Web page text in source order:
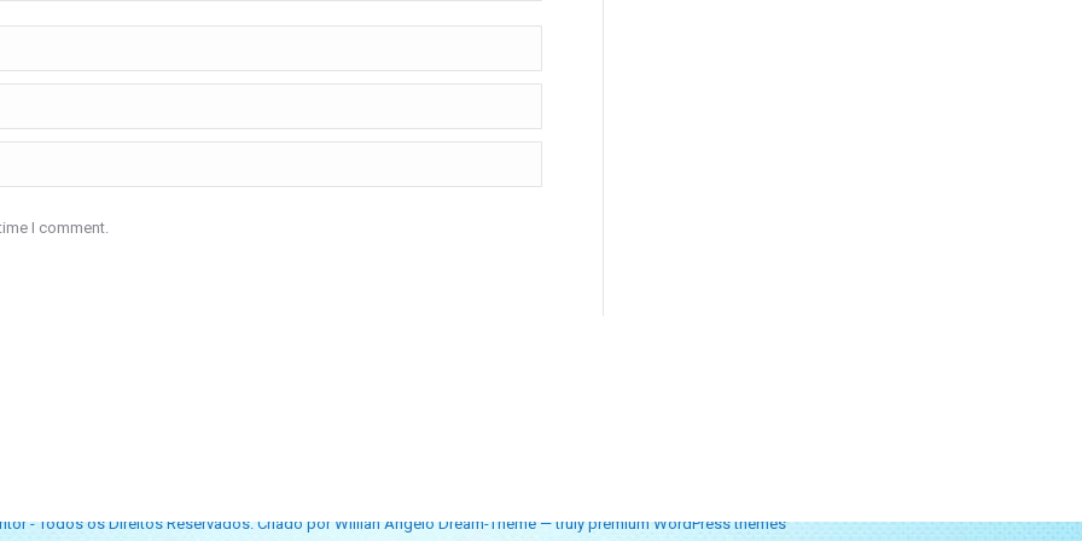
I comment.
- Todos os Direitos Reservados. Criado por Willian Ângelo Dream-Theme — trulypremium WordPress themes